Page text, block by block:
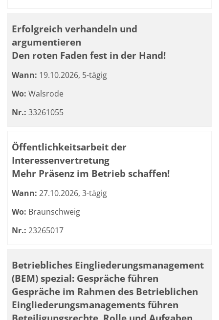
Erfolgreich verhandeln und
argumentieren
Den roten Faden fest in der Hand!
Wann: 19.10.2026, 5-tägig
Wo: Walsrode
Nr.: 33261055
Öffentlichkeitsarbeit der
Interessenvertretung
Mehr Präsenz im Betrieb schaffen!
Wann: 27.10.2026, 3-tägig
Wo: Braunschweig
Nr.: 23265017
Betriebliches Eingliederungsmanagement
(BEM) spezial: Gespräche führen
Gespräche im Rahmen des Betrieblichen
Eingliederungsmanagements führen